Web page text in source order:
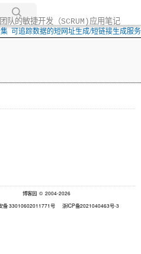
所有博客
可追踪数据的短网址生成/短链接生成服务
队的敏捷开发（SCRUM)应用笔记
博客园© 2004-2026
备 33010602011771号
浙ICP备2021040463号-3